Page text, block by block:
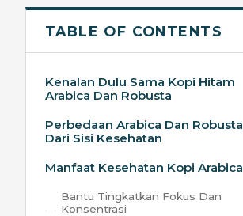
TABLE OF CONTENTS
Kenalan Dulu Sama Kopi Hitam
Arabica Dan Robusta
Perbedaan Arabica Dan Robusta
Dari Sisi Kesehatan
Manfaat Kesehatan Kopi Arabica
Bantu Tingkatkan Fokus Dan
Konsentrasi